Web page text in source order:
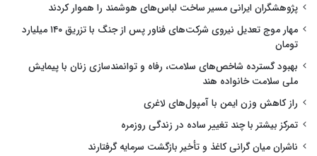
پژوهشگران ایرانی مسیر ساخت لباس‌های هوشمند را هموار کردند
مهار موج تعدیل نیروی شرکت‌های فناور پس از جنگ با تزریق ۱۴۰ میلیارد
تومان
بهبود گسترده شاخص‌های سلامت، رفاه و توانمندسازی زنان با پیمایش
ملی سلامت خانواده هند
راز کاهش وزن ایمن با آمپول‌های لاغری
تمرکز بیشتر با چند تغییر ساده در زندگی روزمره
ناشران میان گرانی کاغذ و تأخیر بازگشت سرمایه گرفتارند